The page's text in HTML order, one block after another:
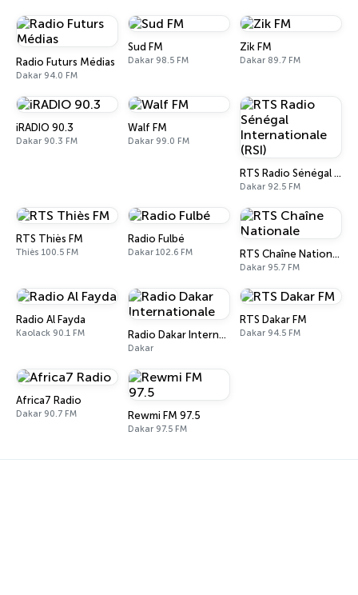
Radio Futurs Médias
Dakar 94.0 FM
Sud FM
Dakar 98.5 FM
Zik FM
Dakar 89.7 FM
iRADIO 90.3
Dakar 90.3 FM
Walf FM
Dakar 99.0 FM
RTS Radio Sénégal Internationale (RSI)
Dakar 92.5 FM
RTS Thiès FM
Thiès 100.5 FM
Radio Fulbé
Dakar 102.6 FM RTS Chaîne Nationale
Dakar 95.7 FM
Radio Al Fayda
Kaolack 90.1 FM Radio Dakar Internationale
Dakar
RTS Dakar FM
Dakar 94.5 FM
Africa7 Radio
Dakar 90.7 FM Rewmi FM 97.5
Dakar 97.5 FM